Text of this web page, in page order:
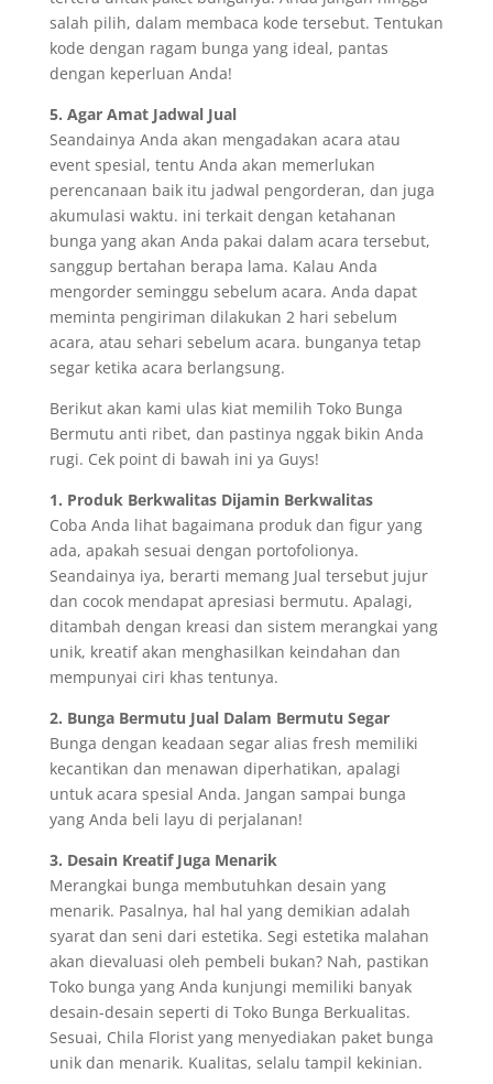
salah pilih, dalam membaca kode tersebut. Tentukan
kode dengan ragam bunga yang ideal, pantas
dengan keperluan Anda!
5. Agar Amat Jadwal Jual
Seandainya Anda akan mengadakan acara atau
event spesial, tentu Anda akan memerlukan
perencanaan baik itu jadwal pengorderan, dan juga
akumulasi waktu. ini terkait dengan ketahanan
bunga yang akan Anda pakai dalam acara tersebut,
sanggup bertahan berapa lama. Kalau Anda
mengorder seminggu sebelum acara. Anda dapat
meminta pengiriman dilakukan 2 hari sebelum
acara, atau sehari sebelum acara. bunganya tetap
segar ketika acara berlangsung.
Berikut akan kami ulas kiat memilih Toko Bunga
Bermutu anti ribet, dan pastinya nggak bikin Anda
rugi. Cek point di bawah ini ya Guys!
1. Produk Berkwalitas Dijamin Berkwalitas
Coba Anda lihat bagaimana produk dan figur yang
ada, apakah sesuai dengan portofolionya.
Seandainya iya, berarti memang Jual tersebut jujur
dan cocok mendapat apresiasi bermutu. Apalagi,
ditambah dengan kreasi dan sistem merangkai yang
unik, kreatif akan menghasilkan keindahan dan
mempunyai ciri khas tentunya.
2. Bunga Bermutu Jual Dalam Bermutu Segar
Bunga dengan keadaan segar alias fresh memiliki
kecantikan dan menawan diperhatikan, apalagi
untuk acara spesial Anda. Jangan sampai bunga
yang Anda beli layu di perjalanan!
3. Desain Kreatif Juga Menarik
Merangkai bunga membutuhkan desain yang
menarik. Pasalnya, hal hal yang demikian adalah
syarat dan seni dari estetika. Segi estetika malahan
akan dievaluasi oleh pembeli bukan? Nah, pastikan
Toko bunga yang Anda kunjungi memiliki banyak
desain-desain seperti di Toko Bunga Berkualitas.
Sesuai, Chila Florist yang menyediakan paket bunga
unik dan menarik. Kualitas, selalu tampil kekinian.